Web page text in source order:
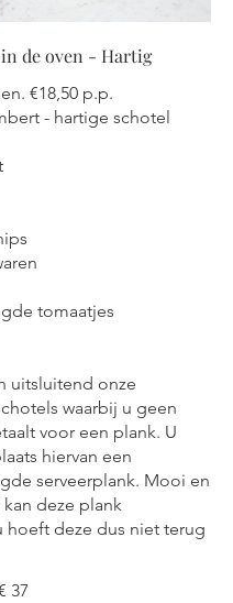
de oven - Hartig
€18,50 p.p.
- hartige schotel
tomaatjes
uitsluitend onze
waarbij u geen
voor een plank. U
hiervan een
serveerplank. Mooi en
deze plank
hoeft deze dus niet terug
37